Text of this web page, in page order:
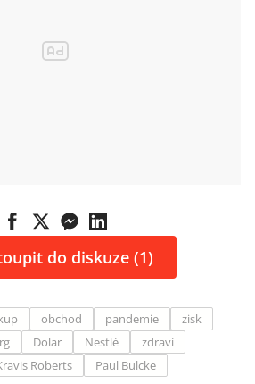
do diskuze (1)
obchod pandemie
zisk
Dolar Nestlé
zdraví
Roberts Paul Bulcke